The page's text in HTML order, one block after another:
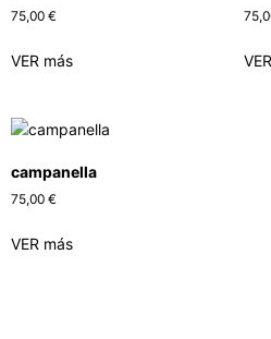
75,00 €
VER más
campanella
75,00 €
VER más